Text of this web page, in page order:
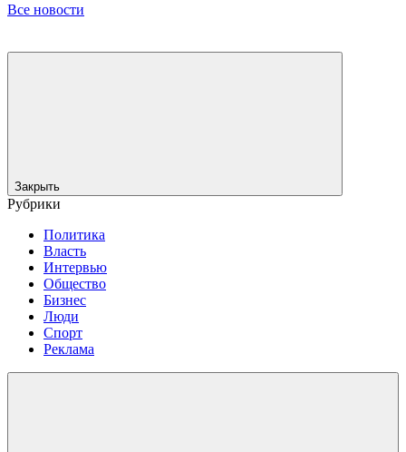
Все новости
Закрыть
Рубрики
Политика
Власть
Интервью
Общество
Бизнес
Люди
Спорт
Реклама